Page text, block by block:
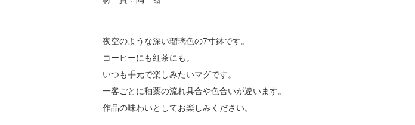
夜空のような深い瑠璃色の7寸鉢です。
コーヒーにも紅茶にも。
いつも手元で楽しみたいマグです。
一客ごとに釉薬の流れ具合や色合いが違います。
作品の味わいとしてお楽しみください。